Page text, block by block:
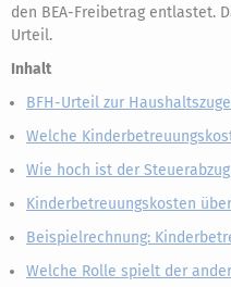
den BEA-Freibetrag entlastet.
Urteil.
Inhalt
BFH-Urteil zur
Welche
Wie hoch ist der
Kinderbetreuungskosten
Beispielrechnung:
Welche Rolle spielt der